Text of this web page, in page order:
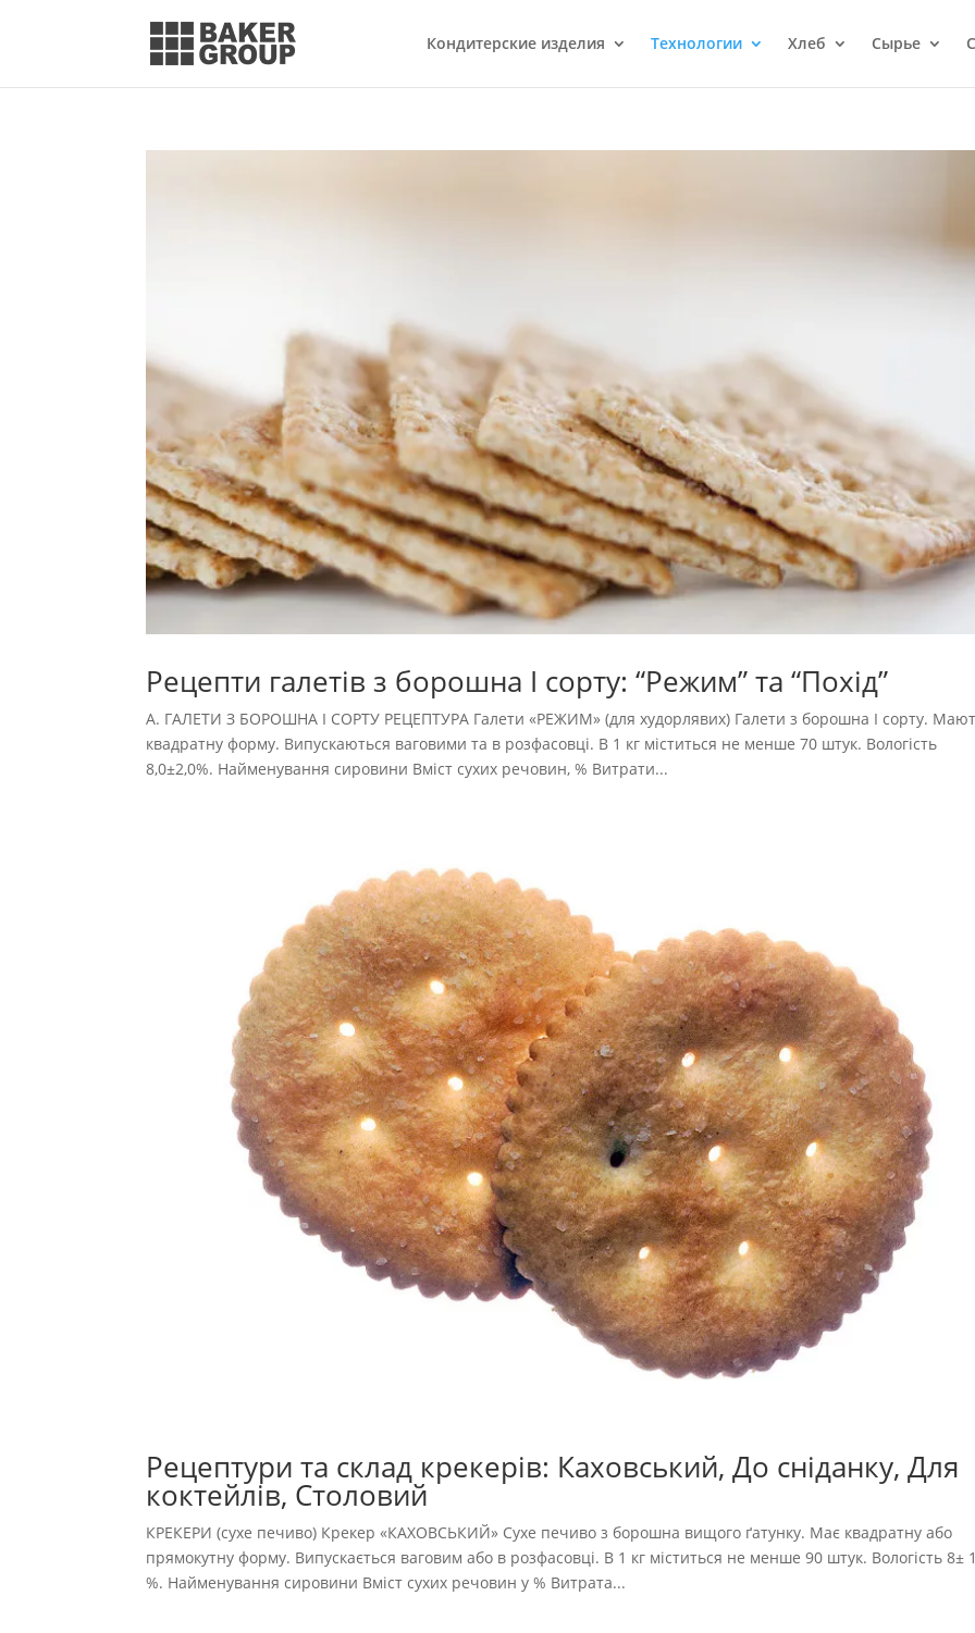
Кондитерcкие изделия Технологии Хлеб Сырье
Рецепти галетів з борошна І сорту: “Режим” та “Похід”
А. ГАЛЕТИ З БОРОШНА І СОРТУ РЕЦЕПТУРА Галети «РЕЖИМ» (для худорлявих) Галети з борошна І сорту.
квадратну форму. Випускаються ваговими та в розфасовці. В 1 кг міститься не менше 70 штук. Вологість
8,0±2,0%. Найменування сировини Вміст сухих речовин, % Витрати...
Рецептури та склад крекерів: Каховський, До сніданку, Для
коктейлів, Столовий
КРЕКЕРИ (сухе печиво) Крекер «КАХОВСЬКИЙ» Сухе печиво з борошна вищого ґатунку. Має квадратну або
прямокутну форму. Випускається ваговим або в розфасовці. В 1 кг міститься не менше 90 штук. Вологість 8±
%. Найменування сировини Вміст сухих речовин у % Витрата...